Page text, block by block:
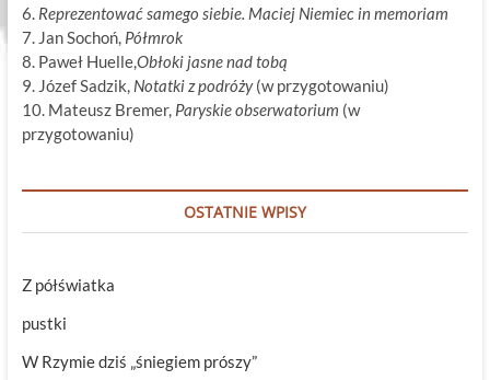
6. Reprezentować samego siebie. Maciej Niemiec in memoriam
7. Jan Sochoń, Półmrok
8. Paweł Huelle,Obłoki jasne nad tobą
9. Józef Sadzik, Notatki z podróży(w przygotowaniu)
10. Mateusz Bremer, Paryskie obserwatorium (w
przygotowaniu)
OSTATNIE WPISY
Z półświatka
pustki
W Rzymie dziś „śniegiem prószy”